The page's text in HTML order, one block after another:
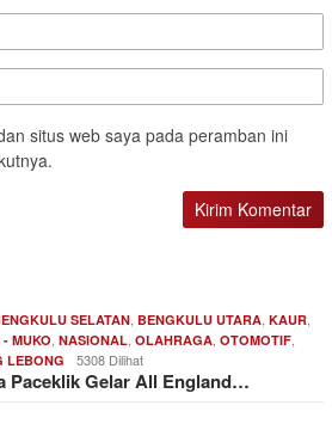
situs web saya pada peramban ini
SELATAN BENGKULU UTARA KAUR
MUKO NASIONAL OLAHRAGA OTOMOTIF
LEBONG 5308 Dilihat
Paceklik Gelar All England…